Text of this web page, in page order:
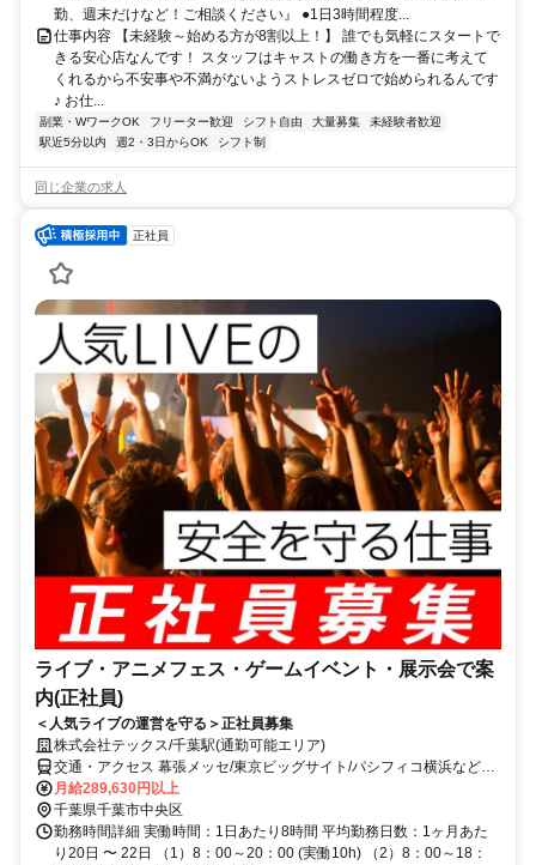
勤、週末だけなど！ご相談ください』 ●1日3時間程度...
仕事内容 【未経験～始める方が8割以上！】 誰でも気軽にスタートで
きる安心店なんです！ スタッフはキャストの働き方を一番に考えて
くれるから不安事や不満がないようストレスゼロで始められるんです
♪ お仕...
副業・WワークOK フリーター歓迎 シフト自由 大量募集
未経験者歓迎
駅近5分以内
週2・3日からOK シフト制
同じ企業の求人
正社員
ライブ・アニメフェス・ゲームイベント・展示会で案
内(正社員)
＜人気ライブの運営を守る＞正社員募集
株式会社テックス/千葉駅(通勤可能エリア)
交通・アクセス 幕張メッセ/東京ビッグサイト/パシフィコ横浜など首
都圏に現場多数！※駅は募集エリアです
月給289,630円以上
千葉県千葉市中央区
勤務時間詳細 実働時間：1日あたり8時間 平均勤務日数：1ヶ月あた
り20日 〜 22日 （1）8：00～20：00 (実働10h) （2）8：00～18：